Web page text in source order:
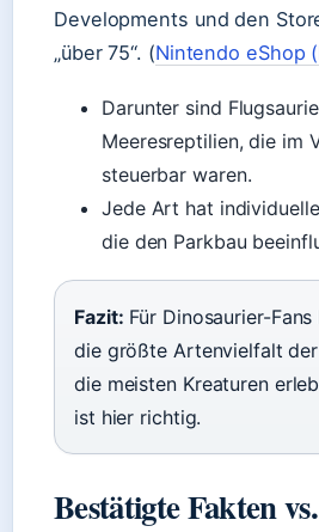
Developments und den
„über 75“. (Nintendo eShop
Darunter sind
Meeresreptilien, die im
steuerbar waren.
Jede Art hat
die den Parkbau
Fazit: Für Dinosaurier-
die größte Artenvielfalt der
die meisten Kreaturen
ist hier richtig.
Bestätigte Fakten